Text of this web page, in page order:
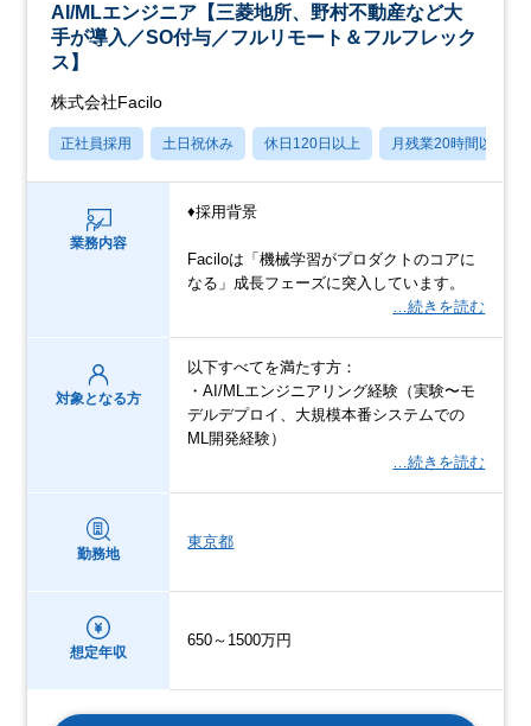
AI/MLエンジニア【三菱地所、野村不動産など大
手が導入／SO付与／フルリモート＆フルフレック
ス】
株式会社Facilo
正社員採用 土日祝休み 休日120日以上 月残業20時間以内
業務内容
♦採用背景
Faciloは「機械学習がプロダクトのコアに
なる」成長フェーズに突入しています。
…続きを読む
対象となる方
以下すべてを満たす方：
・AI/MLエンジニアリング経験（実験〜モ
デルデプロイ、大規模本番システムでの
ML開発経験）
…続きを読む
勤務地
東京都
想定年収
650～1500万円